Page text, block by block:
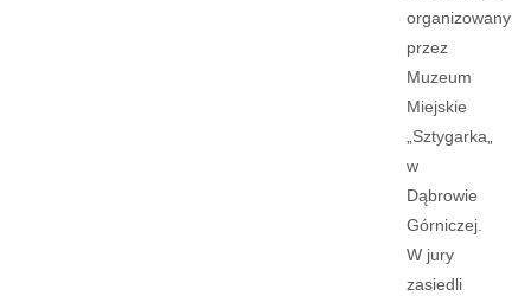
organizowany
przez
Muzeum
Miejskie
„Sztygarka„
w
Dąbrowie
Górniczej.
W jury
zasiedli